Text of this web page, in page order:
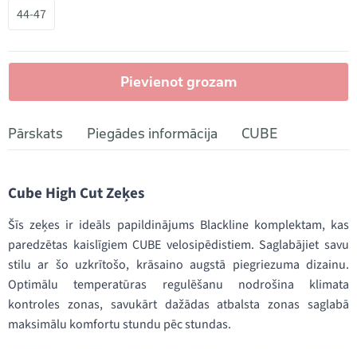
44-47
Pievienot grozam
Pārskats Piegādes informācija CUBE
Cube High Cut Zeķes
Šīs zeķes ir ideāls papildinājums Blackline komplektam, kas
paredzētas kaislīgiem CUBE velosipēdistiem. Saglabājiet savu
stilu ar šo uzkrītošo, krāsaino augstā piegriezuma dizainu.
Optimālu temperatūras regulēšanu nodrošina klimata
kontroles zonas, savukārt dažādas atbalsta zonas saglabā
maksimālu komfortu stundu pēc stundas.